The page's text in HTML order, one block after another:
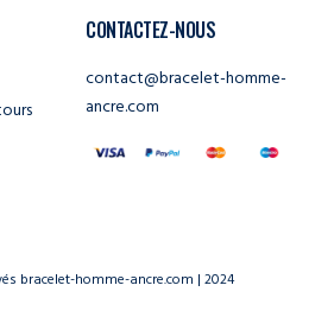
CONTACTEZ-NOUS
contact@bracelet-homme-
ancre.com
bracelet-homme-ancre.com | 2024